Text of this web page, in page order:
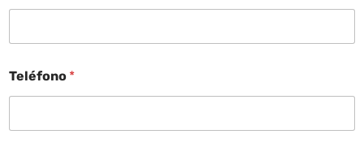
Teléfono *